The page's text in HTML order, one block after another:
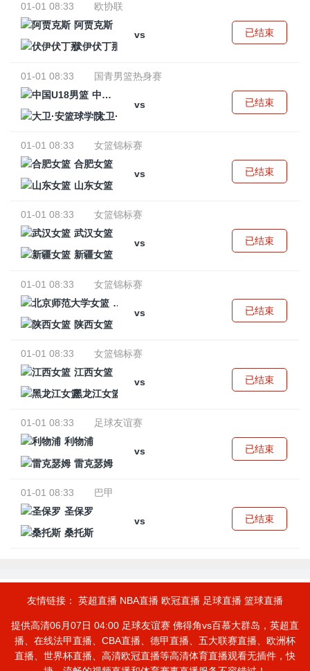
01-01 08:33
欧协联
阿贾克斯
vs
伏伊伏丁那
已结束
01-01 08:33
国青男篮热身赛
中国U18男篮
vs
大卫·安篮球学院
已结束
01-01 08:33
女篮锦标赛
合肥女篮
vs
山东女篮
已结束
01-01 08:33
女篮锦标赛
武汉女篮
vs
新疆女篮
已结束
01-01 08:33
女篮锦标赛
北京师范大学女篮
vs
陕西女篮
已结束
01-01 08:33
女篮锦标赛
江西女篮
vs
黑龙江女篮
已结束
01-01 08:33
足球友谊赛
利物浦
vs
雷克瑟姆
已结束
01-01 08:33
巴甲
圣保罗
vs
桑托斯
已结束
友情链接： 英超直播 NBA直播 欧冠直播 足球直播 篮球直播
提供高清06月07日 04:00 足球友谊赛 佛得角vs百慕大群岛，英超直
播、在线法甲直播、CBA直播、德甲直播、五大联赛直播、欧洲杯
直播、世界杯直播、高清欧冠直播等高清体育直播观看无插件，快